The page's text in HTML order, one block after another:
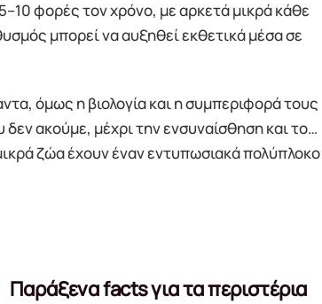
φορές τον χρόνο, με αρκετά μικρά κάθε
μπορεί να αυξηθεί εκθετικά μέσα σε
όμως η βιολογία και η συμπεριφορά τους
ακούμε, μέχρι την ενσυναίσθηση και το…
ζώα έχουν έναν εντυπωσιακά πολύπλοκο
Παράξενα facts για τα περιστέρια